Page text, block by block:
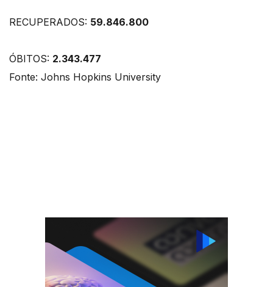
RECUPERADOS: 59.846.800
ÓBITOS: 2.343.477
Fonte: Johns Hopkins University